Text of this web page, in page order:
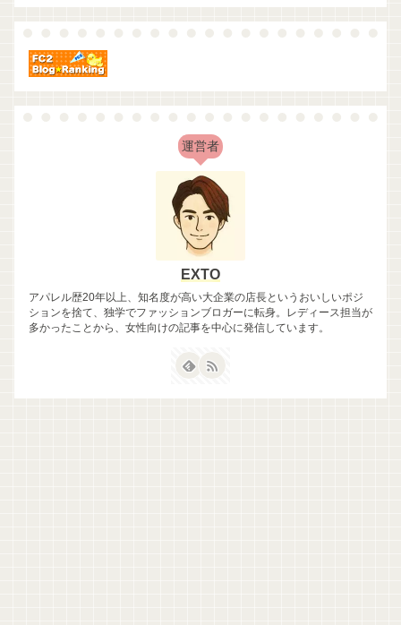
運営者
EXTO
アパレル歴20年以上、知名度が高い大企業の店長というおいしいポジ
ションを捨て、独学でファッションブロガーに転身。レディース担当が
多かったことから、女性向けの記事を中心に発信しています。